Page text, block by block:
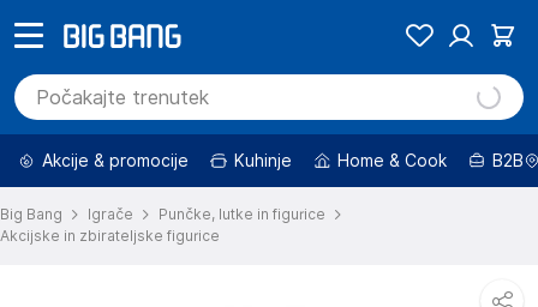
Akcije & promocije Kuhinje Home & Cook B2B
Big Bang Igrače
Punčke, lutke in figurice
Akcijske in zbirateljske figurice